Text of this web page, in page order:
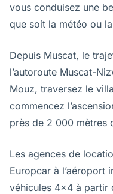
vous conduisez une
que soit la météo ou
Depuis Muscat, le
l’autoroute Muscat-
Mouz, traversez le
commencez
près de 2 000 mètres
Les agences de
Europcar à l’aéroport
véhicules 4x4 à partir